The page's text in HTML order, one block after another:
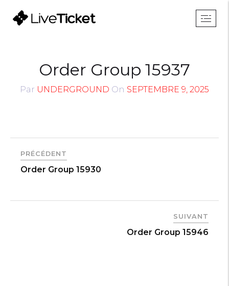
Order Group 15937
Par UNDERGROUND On SEPTEMBRE 9, 2025
PRÉCÉDENT
Order Group 15930
SUIVANT
Order Group 15946